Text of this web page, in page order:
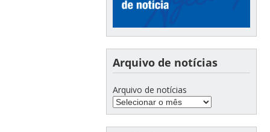
Arquivo de notícias
Arquivo de notícias